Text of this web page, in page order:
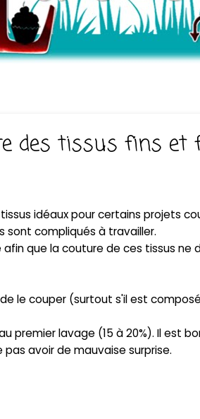
des tissus fins
idéaux pour certains projets
sont compliqués à travailler.
que la couture de ces tissus ne
le couper (surtout s'il est
premier lavage (15 à 20%). Il est
avoir de mauvaise surprise.